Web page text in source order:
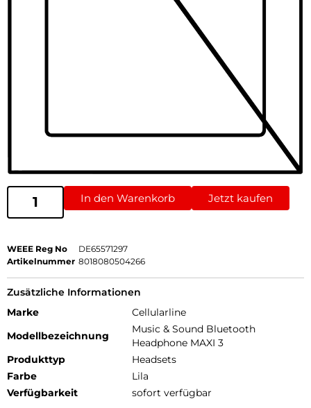
In den Warenkorb Jetzt kaufen
WEEE Reg No
DE65571297
Artikelnummer 8018080504266
Zusätzliche Informationen
Marke
Cellularline
Modellbezeichnung
Music & Sound Bluetooth
Headphone MAXI 3
Produkttyp
Headsets
Farbe
Lila
Verfügbarkeit
sofort verfügbar